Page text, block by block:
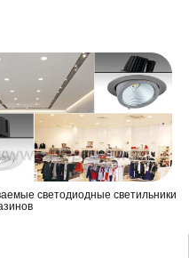
светодиодные светильники